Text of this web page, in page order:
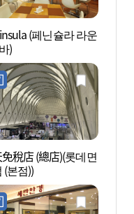
(페닌슐라 라운
)
稅店 (總店)(롯데면
(본점))